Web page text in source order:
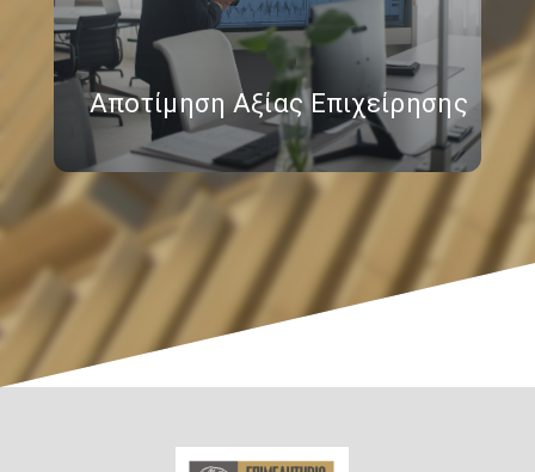
Αποτίμηση Αξίας Επιχείρησης